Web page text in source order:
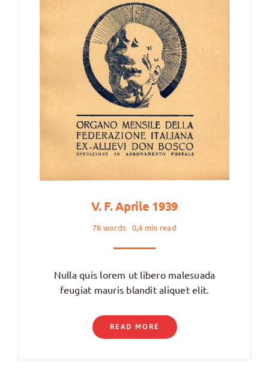
V. F. Aprile 1939
76 words 0,4 min read
Nulla quis lorem ut libero malesuada
feugiat mauris blandit aliquet elit.
READ MORE